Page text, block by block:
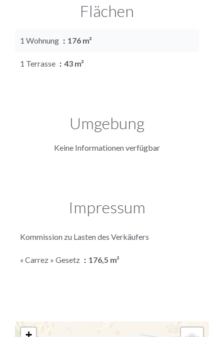
Flächen
1 Wohnung 176 m²
1 Terrasse 43 m²
Umgebung
Keine Informationen verfügbar
Impressum
Kommission zu Lasten des Verkäufers
« Carrez » Gesetz 176,5 m²
+